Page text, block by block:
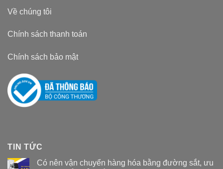
Về chúng tôi
Chính sách thanh toán
Chính sách bảo mật
TIN TỨC
Có nên vận chuyển hàng hóa bằng đường sắt, ưu